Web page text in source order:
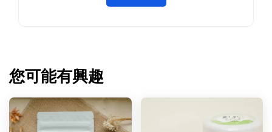
您可能有興趣